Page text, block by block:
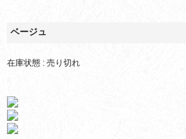
ベージュ
在庫状態 : 売り切れ